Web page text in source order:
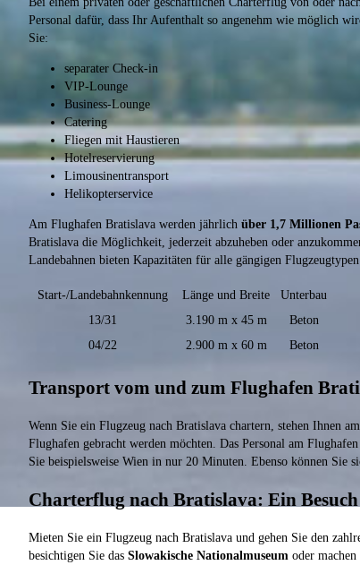
Personal dafür, dass Ihr Aufenthalt so angenehm wie möglich
Sie:
separater Check-in
VIP-Lounge
Business-Lounge
Catering
Fliegen mit Haustieren
Hotelreservierung
Limousinentransport
Helikopterservice
Am Flughafen Bratislava werden jährlich über 1,7 Millionen
Bratislava die Möglichkeit, jederzeit abzuheben oder
Landebahnen bieten Kapazitäten für alle gängigen
Start-/Landebahnkennung Länge und Breite
Unterbau
13/31
3.190 m x 45 m
Beton
04/22
2.900 m x 60 m Beton
Transport vom und zum Flughafen
Wenn Sie ein Flugzeug nach Bratislava chartern, stehen Ihnen
Flughafen gebracht werden möchten. Das Personal am
Sie beispielsweise Wien in nur 20 Minuten. Ebenso können Sie
Charterflug nach Bratislava: Ein
Mieten Sie ein Flugzeug nach Bratislava und gehen Sie den
besichtigen Sie das Slowakische Nationalmuseum oder